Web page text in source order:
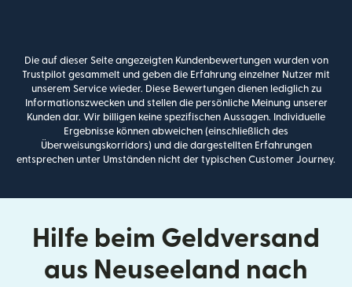
Die auf dieser Seite angezeigten Kundenbewertungen wurden von
Trustpilot gesammelt und geben die Erfahrung einzelner Nutzer mit
unserem Service wieder. Diese Bewertungen dienen lediglich zu
Informationszwecken und stellen die persönliche Meinung unserer
Kunden dar. Wir billigen keine spezifischen Aussagen. Individuelle
Ergebnisse können abweichen (einschließlich des
Überweisungskorridors) und die dargestellten Erfahrungen
entsprechen unter Umständen nicht der typischen Customer Journey.
Hilfe beim Geldversand
aus Neuseeland nach